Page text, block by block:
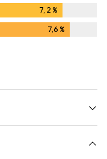
7,2%
7,6%